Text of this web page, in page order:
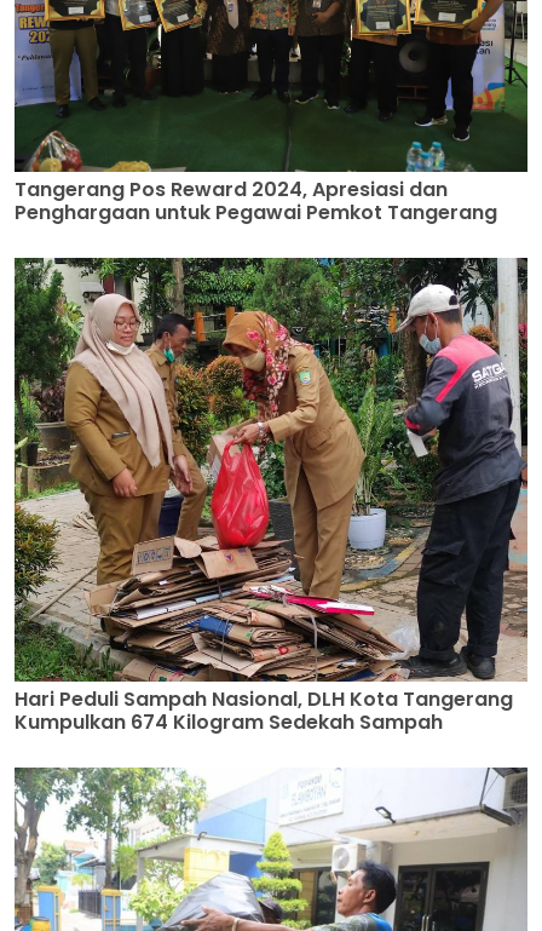
Tangerang Pos Reward 2024, Apresiasi dan
Penghargaan untuk Pegawai Pemkot Tangerang
Hari Peduli Sampah Nasional, DLH Kota Tangerang
Kumpulkan 674 Kilogram Sedekah Sampah